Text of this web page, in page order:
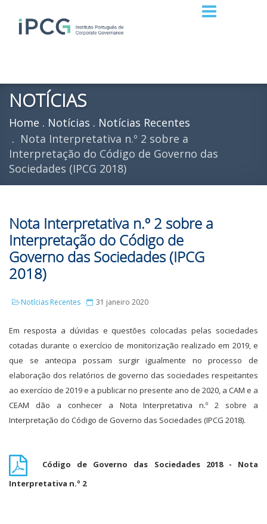
NOTÍCIAS
Home Notícias
Notícias Recentes
Nota Interpretativa n.º 2 sobre a
Interpretação do Código de Governo das
Sociedades (IPCG 2018)
Nota Interpretativa n.º 2 sobre a
Interpretação do Código de
Governo das Sociedades (IPCG
2018)
Notícias Recentes 31 janeiro 2020
Em resposta a dúvidas e questões colocadas pelas sociedades
cotadas durante o exercício de monitorização realizado em 2019, e
que se antecipa possam surgir igualmente no processo de
elaboração dos relatórios de governo das sociedades respeitantes
ao exercício de 2019 e a publicar no presente ano de 2020, a CAM e a
CEAM dão a conhecer a Nota Interpretativa n.º 2 sobre a
Interpretação do Código de Governo das Sociedades (IPCG 2018).
Código de Governo das Sociedades 2018 - Nota
Interpretativa n.º 2